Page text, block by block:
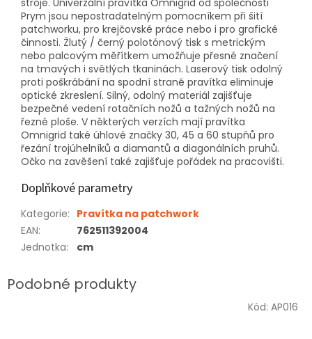
Prym jsou nepostradatelným pomocníkem při šití
patchworku, pro krejčovské práce nebo i pro grafické
činnosti. Žlutý / černý polotónový tisk s metrickým
nebo palcovým měřítkem umožňuje přesné značení
na tmavých i světlých tkaninách. Laserový tisk odolný
proti poškrábání na spodní straně pravítka eliminuje
optické zkreslení. Silný, odolný materiál zajišťuje
bezpečné vedení rotačních nožů a tažných nožů na
řezné ploše. V některých verzích mají pravítka
Omnigrid také úhlové značky 30, 45 a 60 stupňů pro
řezání trojúhelníků a diamantů a diagonálních pruhů.
Očko na zavěšení také zajišťuje pořádek na pracovišti.
Doplňkové parametry
Kategorie: Pravítka na patchwork
EAN:
762511392004
Jednotka: cm
Kód: AP016